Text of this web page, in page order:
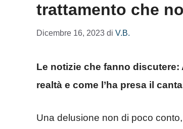
trattamento che
Dicembre 16, 2023 di V.B.
Le notizie che fanno
realtà e come l’ha presa il
Una delusione non di poco